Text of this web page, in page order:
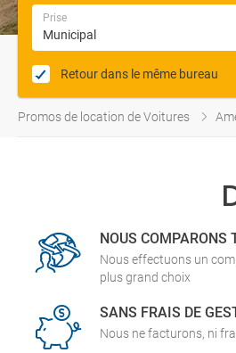
Prise
Retour dans le même bureau
Promos de location de Voitures
NOUS COMPARONS
Nous effectuons un
plus grand choix
SANS FRAIS DE
Nous ne facturons, ni